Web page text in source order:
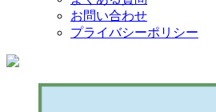
お問い合わせ
プライバシーポリシー